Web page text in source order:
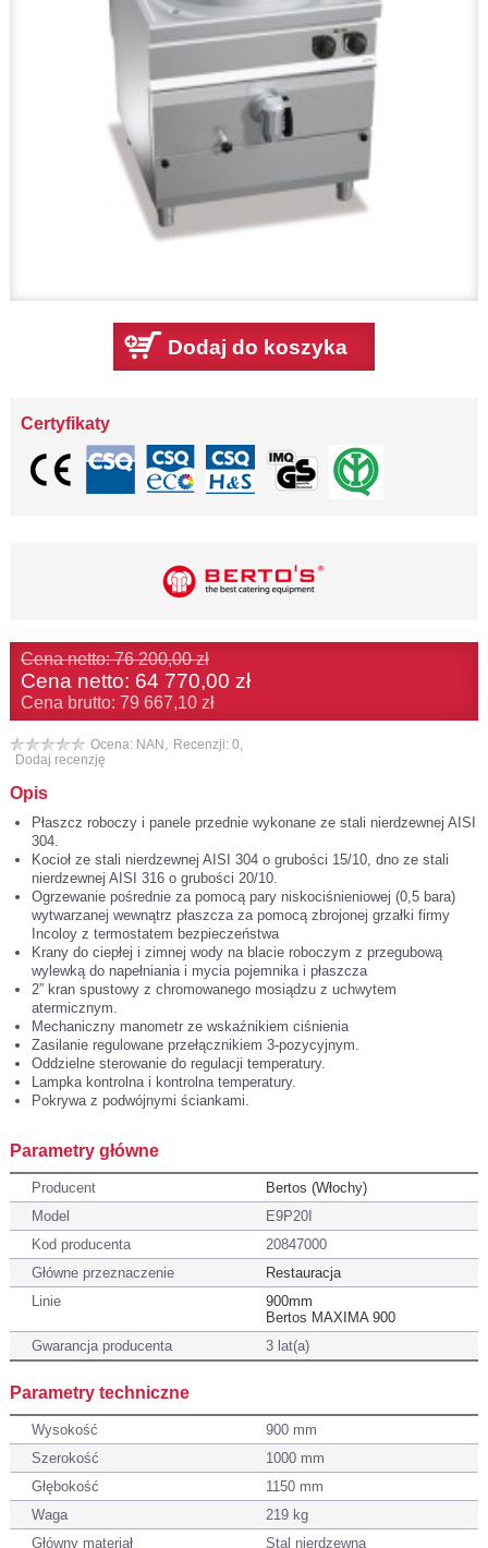
Dodaj do koszyka
Certyfikaty
Cena netto: 76 200,00 zł
Cena netto: 64 770,00 zł
Cena brutto: 79 667,10 zł
Ocena: NAN, Recenzji: 0,
Dodaj recenzję
Opis
Płaszcz roboczy i panele przednie wykonane ze stali nierdzewnej AISI
304.
Kocioł ze stali nierdzewnej AISI 304 o grubości 15/10, dno ze stali
nierdzewnej AISI 316 o grubości 20/10.
Ogrzewanie pośrednie za pomocą pary niskociśnieniowej (0,5 bara)
wytwarzanej wewnątrz płaszcza za pomocą zbrojonej grzałki firmy
Incoloy z termostatem bezpieczeństwa
Krany do ciepłej i zimnej wody na blacie roboczym z przegubową
wylewką do napełniania i mycia pojemnika i płaszcza
2” kran spustowy z chromowanego mosiądzu z uchwytem
atermicznym.
Mechaniczny manometr ze wskaźnikiem ciśnienia
Zasilanie regulowane przełącznikiem 3-pozycyjnym.
Oddzielne sterowanie do regulacji temperatury.
Lampka kontrolna i kontrolna temperatury.
Pokrywa z podwójnymi ściankami.
Parametry główne
Producent
Bertos (Włochy)
Model
E9P20I
Kod producenta
20847000
Główne przeznaczenie
Restauracja
Linie
900mm
Bertos MAXIMA 900
Gwarancja producenta
3 lat(a)
Parametry techniczne
Wysokość
900 mm
Szerokość
1000 mm
Głębokość
1150 mm
Waga
219 kg
Główny materiał
Stal nierdzewna